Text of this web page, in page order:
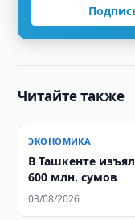
Читайте также
ЭКОНОМИКА
В Ташкенте
600 млн. сумов
03/08/2026